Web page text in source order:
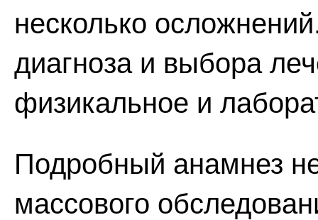
несколько
диагноза и выбора
физикальное и
Подробный анамнез
массового